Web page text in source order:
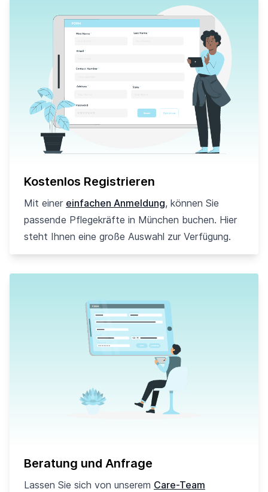
Kostenlos Registrieren
Mit einer einfachen Anmeldung, können Sie
passende Pflegekräfte in München buchen. Hier
steht Ihnen eine große Auswahl zur Verfügung.
Beratung und Anfrage
Lassen Sie sich von unserem Care-Team